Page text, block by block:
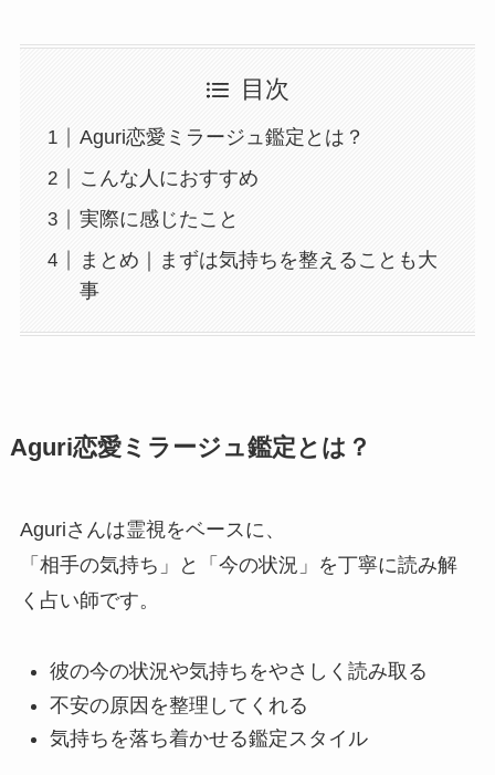
目次
Aguri恋愛ミラージュ鑑定とは？
こんな人におすすめ
実際に感じたこと
まとめ｜まずは気持ちを整えることも大
事
Aguri恋愛ミラージュ鑑定とは？
Aguriさんは霊視をベースに、
「相手の気持ち」と「今の状況」を丁寧に読み解
く占い師です。
彼の今の状況や気持ちをやさしく読み取る
不安の原因を整理してくれる
気持ちを落ち着かせる鑑定スタイル